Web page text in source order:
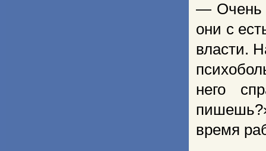
— Очень
они с
власти.
него
время